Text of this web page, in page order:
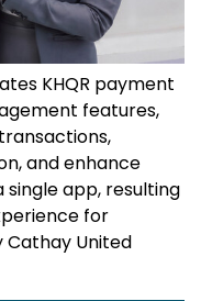
KHQR payment
features,
and enhance
app, resulting
for
Cathay United